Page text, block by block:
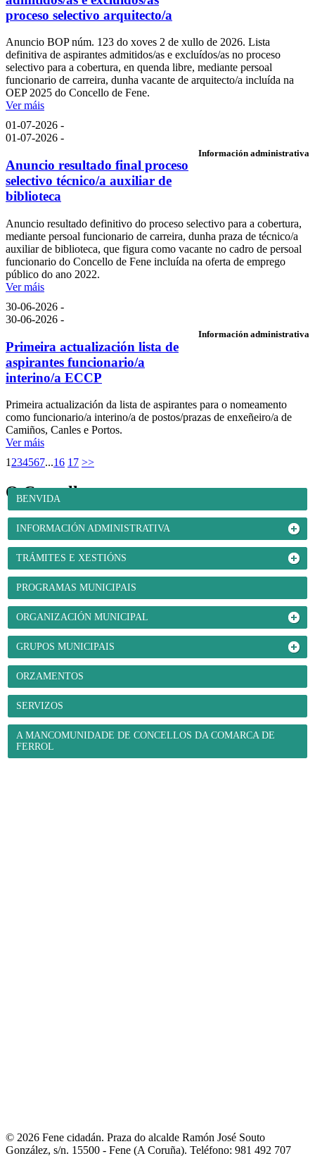
proceso selectivo arquitecto/a
Anuncio BOP núm. 123 do xoves 2 de xullo de 2026. Lista
definitiva de aspirantes admitidos/as e excluídos/as no proceso
selectivo para a cobertura, en quenda libre, mediante persoal
funcionario de carreira, dunha vacante de arquitecto/a incluída na
OEP 2025 do Concello de Fene.
Ver máis
01-07-2026 -
01-07-2026 -
Información administrativa
Anuncio resultado final proceso
selectivo técnico/a auxiliar de
biblioteca
Anuncio resultado definitivo do proceso selectivo para a cobertura,
mediante persoal funcionario de carreira, dunha praza de técnico/a
auxiliar de biblioteca, que figura como vacante no cadro de persoal
funcionario do Concello de Fene incluída na oferta de emprego
público do ano 2022.
Ver máis
30-06-2026 -
30-06-2026 -
Información administrativa
Primeira actualización lista de
aspirantes funcionario/a
interino/a ECCP
Primeira actualización da lista de aspirantes para o nomeamento
como funcionario/a interino/a de postos/prazas de enxeñeiro/a de
Camiños, Canles e Portos.
Ver máis
1 234567...16 17 >>
O Concello
BENVIDA
INFORMACIÓN ADMINISTRATIVA
TRÁMITES E XESTIÓNS
PROGRAMAS MUNICIPAIS
ORGANIZACIÓN MUNICIPAL
GRUPOS MUNICIPAIS
ORZAMENTOS
SERVIZOS
A MANCOMUNIDADE DE CONCELLOS DA COMARCA DE
FERROL
© 2026 Fene cidadán. Praza do alcalde Ramón José Souto
González, s/n. 15500 - Fene (A Coruña). Teléfono: 981 492 707